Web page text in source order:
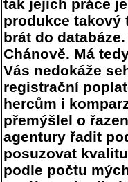
tak jejich práce
produkce takový
brát do
Chánově. Má
Vás nedokáže
registrační
hercům i
přemýšlel o
agentury řadit
posuzovat
podle počtu